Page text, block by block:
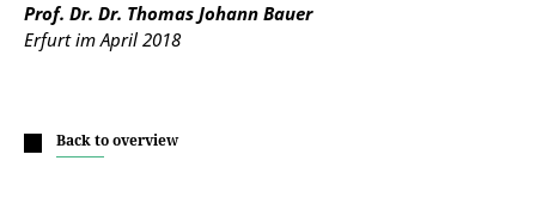
Prof. Dr. Dr. Thomas Johann Bauer
Erfurt im April 2018
Back to overview